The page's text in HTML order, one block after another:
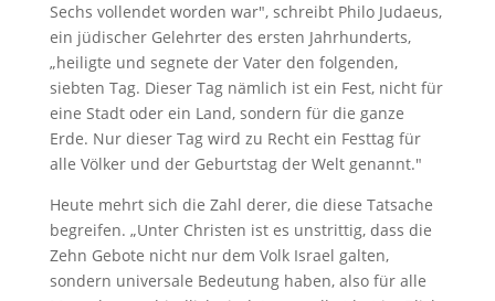
Sechs vollendet worden war", schreibt Philo Judaeus,
ein jüdischer Gelehrter des ersten Jahrhunderts,
„heiligte und segnete der Vater den folgenden,
siebten Tag. Dieser Tag nämlich ist ein Fest, nicht für
eine Stadt oder ein Land, sondern für die ganze
Erde. Nur dieser Tag wird zu Recht ein Festtag für
alle Völker und der Geburtstag der Welt genannt."
Heute mehrt sich die Zahl derer, die diese Tatsache
begreifen. „Unter Christen ist es unstrittig, dass die
Zehn Gebote nicht nur dem Volk Israel galten,
sondern universale Bedeutung haben, also für alle